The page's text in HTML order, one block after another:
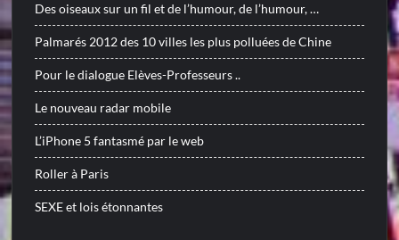
Des oiseaux sur un fil et de l’humour, de l’humour, …
Palmarés 2012 des 10 villes les plus polluées de Chine
Pour le dialogue Elèves-Professeurs ..
Le nouveau radar mobile
L’iPhone 5 fantasmé par le web
Roller à Paris
SEXE et lois étonnantes